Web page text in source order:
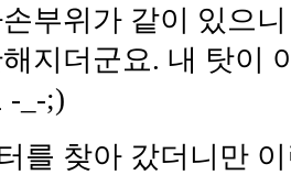
부위가 같이 있으
지더군요. 내 탓이
-_-;)
를 찾아 갔더니만